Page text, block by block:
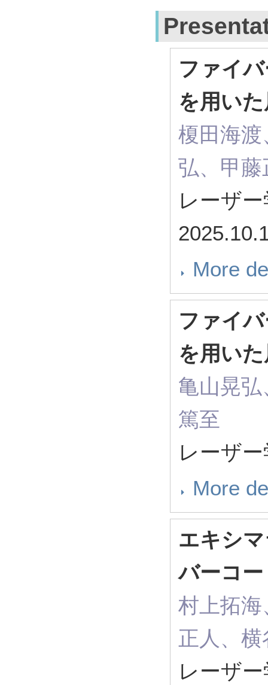
ファイ
を用い
榎田海
弘、甲
レーザ
More
ファイ
を用い
亀山晃
篤至
レーザ
More
エキシ
バーコ
村上拓
正人、
レーザ